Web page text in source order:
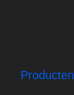
Producten